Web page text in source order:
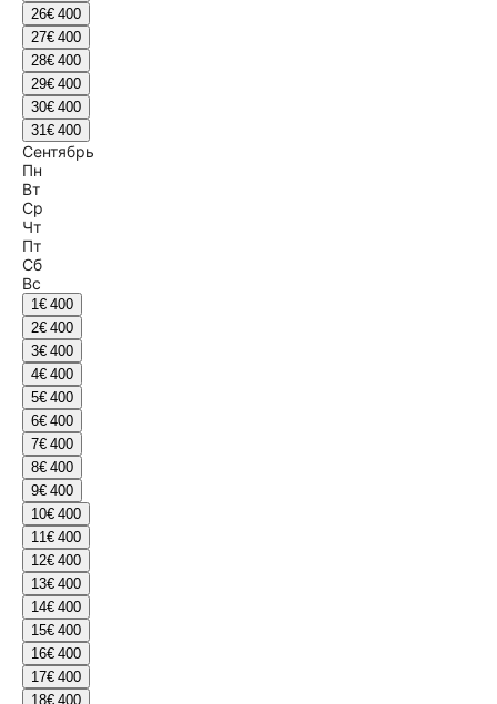
26€ 400
27€ 400
28€ 400
29€ 400
30€ 400
31€ 400
Сентябрь
Пн
Вт
Ср
Чт
Пт
Сб
Вс
1€ 400
2€ 400
3€ 400
4€ 400
5€ 400
6€ 400
7€ 400
8€ 400
9€ 400
10€ 400
11€ 400
12€ 400
13€ 400
14€ 400
15€ 400
16€ 400
17€ 400
18€ 400